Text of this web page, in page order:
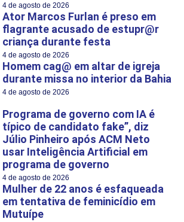
4 de agosto de 2026
Ator Marcos Furlan é preso em
flagrante acusado de estupr@r
criança durante festa
4 de agosto de 2026
Homem cag@ em altar de igreja
durante missa no interior da Bahia
4 de agosto de 2026
Programa de governo com IA é
típico de candidato fake”, diz
Júlio Pinheiro após ACM Neto
usar Inteligência Artificial em
programa de governo
4 de agosto de 2026
Mulher de 22 anos é esfaqueada
em tentativa de feminicídio em
Mutuípe